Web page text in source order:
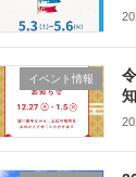
イベント情報